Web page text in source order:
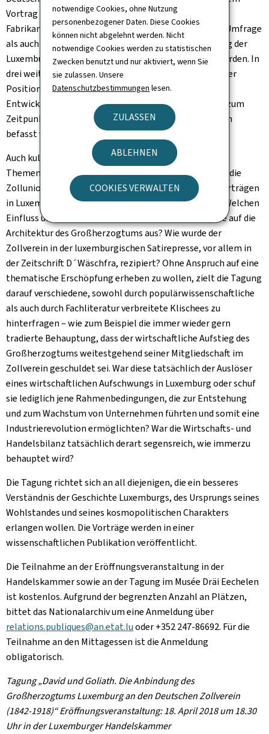
notwendige Cookies, ohne Nutzung
personenbezogener Daten. Diese Cookies
können nicht abgelehnt werden. Nicht
notwendige Cookies werden zu statistischen
Zwecken benutzt und nur aktiviert, wenn Sie
sie zulassen. Unsere
Datenschutzbestimmungen lesen.
ZULASSEN
ABLEHNEN
COOKIES VERWALTEN
Vortrag über eine im Jahre 1840 bei einer Vielzahl von
Fabrikanten und Gewerbetreibenden durchgeführten Umfrage
als auch in einem Vortrag über die Institutionalisierung der
Luxemburger Handelskammer 1841 nachgegangen werden. In
drei weiteren Vorträgen wird sich darüber hinaus mit der
Position der Luxemburger Hüttenbesitzer und der
Entwicklung des Weinbaus und des Brauereigewerbes zum
Zeitpunkt der Mitgliedschaft Luxemburgs im Zollverein
befasst werden.
Auch kultur-, sozial- und gesellschaftsgeschichtliche
Themengebiete werden angeschnitten: Inwiefern hat die
Zollunion die historische Entwicklung von Kollektivverträgen
in Luxemburg und die Patentgesetzgebung geprägt? Welchen
Einfluss übte die deutsche Bau- und Gestaltungsweise auf die
Architektur des Großherzogtums aus? Wie wurde der
Zollverein in der luxemburgischen Satirepresse, vor allem in
der Zeitschrift D´Wäschfra, rezipiert? Ohne Anspruch auf eine
thematische Erschöpfung erheben zu wollen, zielt die Tagung
darauf verschiedene, sowohl durch populärwissenschaftliche
als auch durch Fachliteratur verbreitete Klischees zu
hinterfragen – wie zum Beispiel die immer wieder gern
tradierte Behauptung, dass der wirtschaftliche Aufstieg des
Großherzogtums weitestgehend seiner Mitgliedschaft im
Zollverein geschuldet sei. War diese tatsächlich der Auslöser
eines wirtschaftlichen Aufschwungs in Luxemburg oder schuf
sie lediglich jene Rahmenbedingungen, die zur Entstehung
und zum Wachstum von Unternehmen führten und somit eine
Industrierevolution ermöglichten? War die Wirtschafts- und
Handelsbilanz tatsächlich derart segensreich, wie immerzu
behauptet wird?
Die Tagung richtet sich an all diejenigen, die ein besseres
Verständnis der Geschichte Luxemburgs, des Ursprungs seines
Wohlstandes und seines kosmopolitischen Charakters
erlangen wollen. Die Vorträge werden in einer
wissenschaftlichen Publikation veröffentlicht.
Die Teilnahme an der Eröffnungsveranstaltung in der
Handelskammer sowie an der Tagung im Musée Dräi Eechelen
ist kostenlos. Aufgrund der begrenzten Anzahl an Plätzen,
bittet das Nationalarchiv um eine Anmeldung über
relations.publiques@an.etat.luoder +352 247-86692. Für die
Teilnahme an den Mittagessen ist die Anmeldung
obligatorisch.
Tagung „David und Goliath. Die Anbindung des
Großherzogtums Luxemburg an den Deutschen Zollverein
(1842-1918)“ Eröffnungsveranstaltung: 18. April 2018 um 18.30
Uhr in der Luxemburger Handelskammer